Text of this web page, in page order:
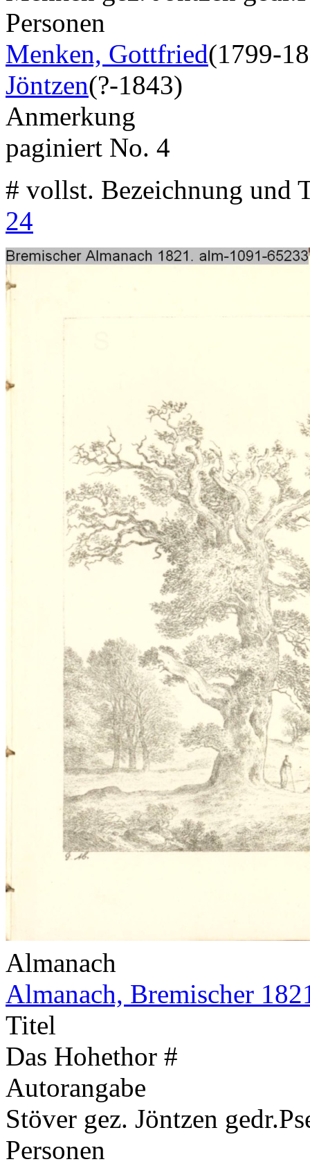
Personen
Menken, Gottfried(1799-
Jöntzen(?-1843)
Anmerkung
paginiert No. 4
# vollst. Bezeichnung und
24
Almanach
Almanach, Bremischer
Titel
Das Hohethor #
Autorangabe
Stöver gez. Jöntzen gedr.
Personen